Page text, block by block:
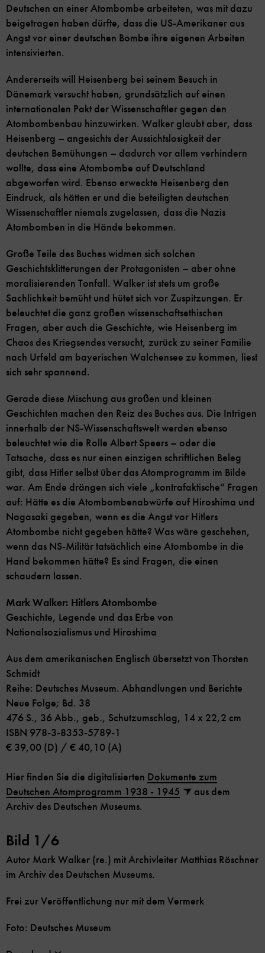
Deutschen an einer Atombombe arbeiteten, was mit dazu
beigetragen haben dürfte, dass die US-Amerikaner aus
Angst vor einer deutschen Bombe ihre eigenen Arbeiten
intensivierten.
Andererseits will Heisenberg bei seinem Besuch in
Dänemark versucht haben, grundsätzlich auf einen
internationalen Pakt der Wissenschaftler gegen den
Atombombenbau hinzuwirken. Walker glaubt aber, dass
Heisenberg – angesichts der Aussichtslosigkeit der
deutschen Bemühungen – dadurch vor allem verhindern
wollte, dass eine Atombombe auf Deutschland
abgeworfen wird. Ebenso erweckte Heisenberg den
Eindruck, als hätten er und die beteiligten deutschen
Wissenschaftler niemals zugelassen, dass die Nazis
Atombomben in die Hände bekommen.
Große Teile des Buches widmen sich solchen
Geschichtsklitterungen der Protagonisten – aber ohne
moralisierenden Tonfall. Walker ist stets um große
Sachlichkeit bemüht und hütet sich vor Zuspitzungen. Er
beleuchtet die ganz großen wissenschaftsethischen
Fragen, aber auch die Geschichte, wie Heisenberg im
Chaos des Kriegsendes versucht, zurück zu seiner Familie
nach Urfeld am bayerischen Walchensee zu kommen, liest
sich sehr spannend.
Gerade diese Mischung aus großen und kleinen
Geschichten machen den Reiz des Buches aus. Die Intrigen
innerhalb der NS-Wissenschaftswelt werden ebenso
beleuchtet wie die Rolle Albert Speers – oder die
Tatsache, dass es nur einen einzigen schriftlichen Beleg
gibt, dass Hitler selbst über das Atomprogramm im Bilde
war. Am Ende drängen sich viele „kontrafaktische“ Fragen
auf: Hätte es die Atombombenabwürfe auf Hiroshima und
Nagasaki gegeben, wenn es die Angst vor Hitlers
Atombombe nicht gegeben hätte? Was wäre geschehen,
wenn das NS-Militär tatsächlich eine Atombombe in die
Hand bekommen hätte? Es sind Fragen, die einen
schaudern lassen.
Mark Walker: Hitlers Atombombe
Geschichte, Legende und das Erbe von
Nationalsozialismus und Hiroshima
Aus dem amerikanischen Englisch übersetzt von Thorsten
Schmidt
Reihe: Deutsches Museum. Abhandlungen und Berichte
Neue Folge; Bd. 38
476 S., 36 Abb., geb., Schutzumschlag, 14 x 22,2 cm
ISBN 978-3-8353-5789-1
€ 39,00 (D) / € 40,10 (A)
Hier finden Sie die digitalisierten Dokumente zum
Deutschen Atomprogramm 1938 - 1945
aus dem
Archiv des Deutschen Museums.
Bild 1/6
Autor Mark Walker (re.) mit Archivleiter Matthias Röschner
im Archiv des Deutschen Museums.
Frei zur Veröffentlichung nur mit dem Vermerk
Foto: Deutsches Museum